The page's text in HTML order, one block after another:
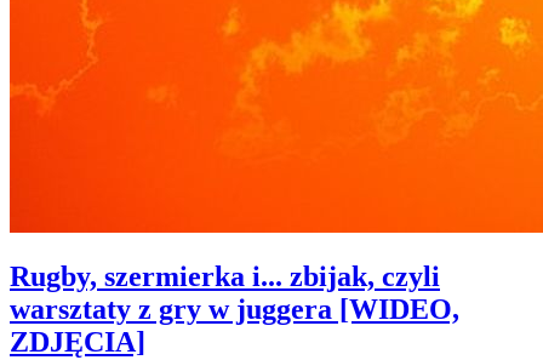
Rugby, szermierka i... zbijak, czyli
warsztaty z gry w juggera [WIDEO,
ZDJĘCIA]